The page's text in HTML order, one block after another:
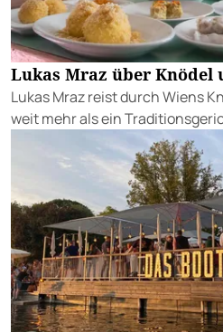
Lukas Mraz über Knödel
Lukas Mraz reist durch Wiens
weit mehr als ein